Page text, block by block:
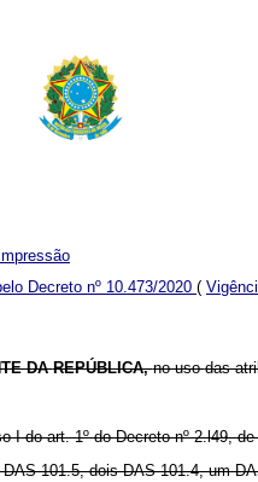
Decreto nº 10.473/2020 (
DAREPÚBLICA,no usodas
I do art. 1º do Decreto nº 2.l49,
101.5, dois DAS 101.4, um